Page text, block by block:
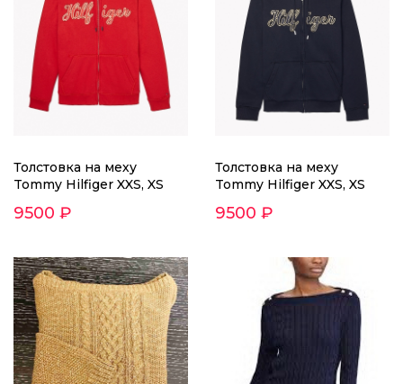
Толстовка на меху
Tommy Hilfiger XXS, XS
9500 ₽
Толстовка на меху
Tommy Hilfiger XXS, XS
9500 ₽